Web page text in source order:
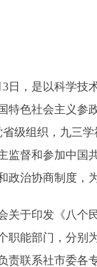
，是以科学技
特色社会主义参
级组织，九三
监督和参加中国
政治协商制度，
于印发《八个民
职能部门，分别
责联系社市委各